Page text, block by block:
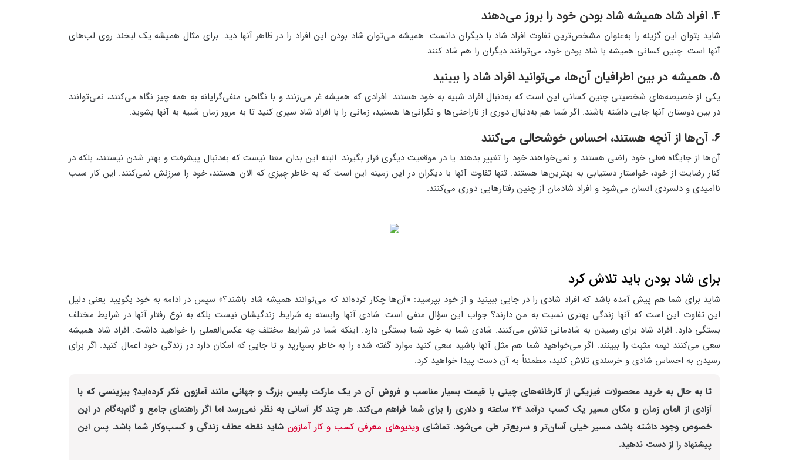
4. افراد شاد همیشه شاد بودن خود را بروز می‌دهند
شاید بتوان این گزینه را به‌عنوان مشخص‌ترین تفاوت افراد شاد با دیگران دانست. همیشه می‌توان شاد بودن این افراد را در ظاهر آنها دید. برای مثال همیشه یک لبخند روی لب‌های
آنها است. چنین کسانی همیشه با شاد بودن خود، می‌توانند دیگران را هم شاد کنند.
5. همیشه در بین اطرافیان آن‌ها، می‌توانید افراد شاد را ببینید
یکی از خصیصه‌های شخصیتی چنین کسانی این است که به‌دنبال افراد شبیه به خود هستند. افرادی که همیشه غر می‌زنند و با نگاهی منفی‌گرایانه به همه چیز نگاه می‌کنند، نمی‌توانند
در بین دوستان آنها جایی داشته باشند. اگر شما هم به‌دنبال دوری از ناراحتی‌ها و نگرانی‌ها هستید، زمانی را با افراد شاد سپری کنید تا به مرور زمان شبیه به آنها بشوید.
6. آن‌ها از آنچه هستند، احساس خوشحالی می‌کنند
آن‌ها از جایگاه فعلی خود راضی هستند و نمی‌خواهند خود را تغییر بدهند یا در موقعیت دیگری قرار بگیرند. البته این بدان معنا نیست که به‌دنبال پیشرفت و بهتر شدن نیستند، بلکه در
کنار رضایت از خود، خواستار دستیابی به بهترین‌ها هستند. تنها تفاوت آنها با دیگران در این زمینه این است که به خاطر چیزی که الان هستند، خود را سرزنش نمی‌کنند. این کار سبب
ناامیدی و دلسردی انسان می‌شود و افراد شادمان از چنین رفتارهایی دوری می‌کنند.
برای شاد بودن باید تلاش کرد
شاید برای شما هم پیش آمده باشد که افراد شادی را در جایی ببینید و از خود بپرسید: «آن‌ها چکار کرده‌اند که می‌توانند همیشه شاد باشند؟» سپس در ادامه به خود بگویید یعنی دلیل
این تفاوت این است که آنها زندگی بهتری نسبت به من دارند؟ جواب این سؤال منفی است. شادی آنها وابسته به شرایط زندگیشان نیست بلکه به نوع رفتار آنها در شرایط مختلف
بستگی دارد. افراد شاد برای رسیدن به شادمانی تلاش می‌کنند. شادی شما به خود شما بستگی دارد. اینکه شما در شرایط مختلف چه عکس‌العملی را خواهید داشت. افراد شاد همیشه
سعی می‌کنند نیمه مثبت را ببینند. اگر می‌خواهید شما هم مثل آنها باشید سعی کنید موارد گفته شده را به خاطر بسپارید و تا جایی که امکان دارد در زندگی خود اعمال کنید. اگر برای
رسیدن به احساس شادی و خرسندی تلاش کنید، مطمئناً به آن دست پیدا خواهید کرد.
تا به حال به خرید محصولات فیزیکی از کارخانه‌های چینی با قیمت بسیار مناسب و فروش آن در یک مارکت پلیس بزرگ و جهانی مانند آمازون فکر کرده‌اید؟ بیزینسی که با
آزادی از المان زمان و مکان مسیر یک کسب درآمد 24 ساعته و دلاری را برای شما فراهم می‌کند. هر چند کار آسانی به نظر نمی‌رسد اما اگر راهنمای جامع و گام‌به‌گام در این
خصوص وجود داشته باشد، مسیر خیلی آسان‌تر و سریع‌تر طی می‌شود. تماشای ویدیوهای معرفی کسب و کار آمازون شاید نقطه عطف زندگی و کسب‌وکار شما باشد. پس این
پیشنهاد را از دست ندهید.